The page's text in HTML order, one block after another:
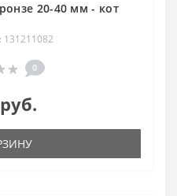
20-40 мм - кот
131211082
0